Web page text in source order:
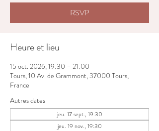
RSVP
Heure et lieu
15 oct. 2026, 19:30 – 21:00
Tours, 10 Av. de Grammont, 37000 Tours,
France
Autres dates
jeu. 17 sept., 19:30
jeu. 19 nov., 19:30